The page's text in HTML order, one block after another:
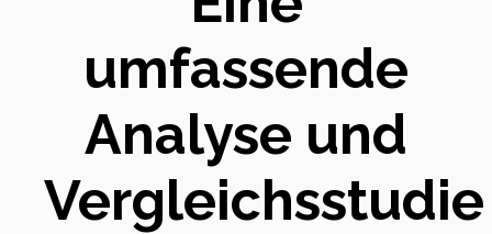
umfassende
Analyse und
Vergleichsstudie